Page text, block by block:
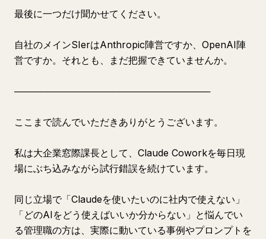
最後に一つだけ聞かせてください。
自社のメインSIerはAnthropic陣営ですか、OpenAI陣
営ですか。それとも、まだ把握できていませんか。
──────────────────────────────
ここまで読んでいただきありがとうございます。
私は大企業窓際課長として、Claude Coworkを毎日現
場にぶち込みながら試行錯誤を続けています。
同じ立場で「Claudeを使いたいのに社内で使えない」
「どのAIをどう使えばいいか分からない」と悩んでい
る管理職の方は、実際に動いている事例やプロンプトを